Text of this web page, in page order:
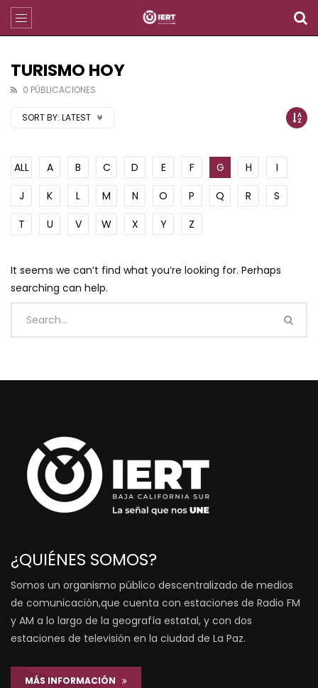
TURISMO HOY
0 PÚBLICACIONES
SORT BY: LATEST
ALL A B C D E F G H
I
J
K L M N O P Q R
S
T
U V W X Y Z
It seems we can’t find what you’re looking for. Perhaps
searching can help.
¿QUIÉNES SOMOS?
Somos un organismo público descentralizado de medios
de comunicación,que cuenta con estaciones de Radio FM
y AM a lo largo de la geografía estatal, y con dos
estaciones de televisión en la ciudad de La Paz.
MÁS INFORMACIÓN